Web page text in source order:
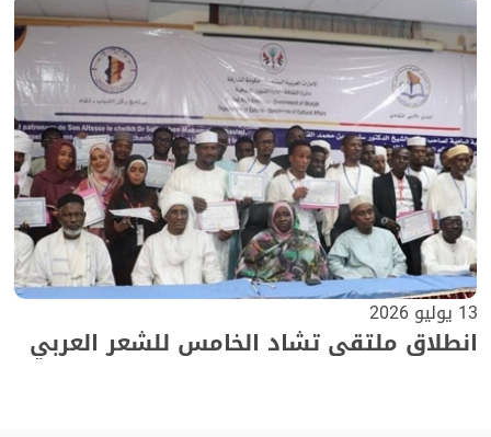
13 يوليو 2026
انطلاق ملتقى تشاد الخامس للشعر العربي